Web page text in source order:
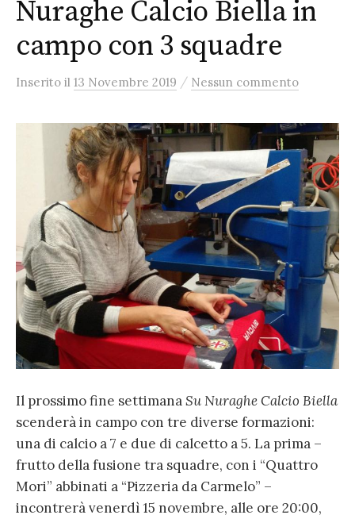
Nuraghe Calcio Biella in
campo con 3 squadre
Inserito il 13 Novembre 2019 / Nessun commento
Il prossimo fine settimanaSu Nuraghe Calcio Biella
scenderà in campo con tre diverse formazioni:
una di calcio a 7 e due di calcetto a 5. La prima –
frutto della fusione tra squadre, con i “Quattro
Mori” abbinati a “Pizzeria da Carmelo” –
incontrerà venerdì 15 novembre, alle ore 20:00,